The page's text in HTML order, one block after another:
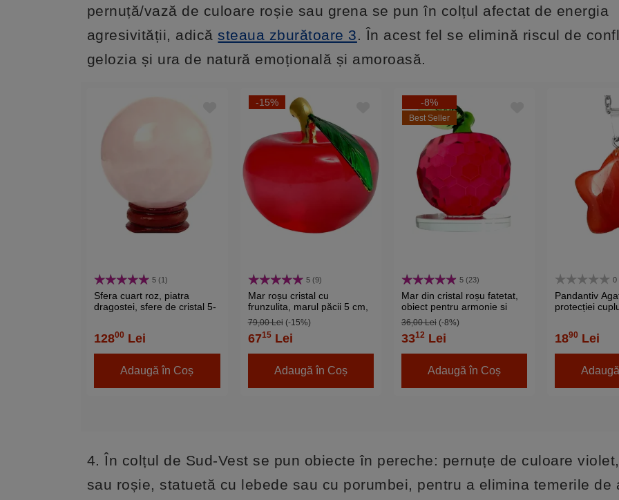
pernuță/vază de culoare roșie sau grena se pun în colțul afectat de energia
agresivității, adicăsteaua zburătoare 3. În acest fel se elimină riscul de
gelozia și ura de natură emoțională și amoroasă.
5 (1)
Sfera cuart roz, piatra
dragostei, sfere de cristal 5-
12800 Lei
Adaugă în Coș
-15%
5 (9)
Mar roșu cristal cu
frunzulita, marul păcii 5 cm,
cutie cu satin
79,00 Lei(-15%)
6715Lei
Adaugă în Coș
-8%
Best Seller
5 (23)
Mar din cristal roșu fatetat,
obiect pentru armonie si
blocarea ostilitatilor, suport
transparent 6 cm
36,00 Lei(-8%)
3312Lei
Adaugă în Coș
0
Pandantiv
protecției
mm
1890 Lei
4. În colțul de Sud-Vest se pun obiecte în pereche: pernuțe de culoare
sau roșie, statuetă cu lebede sau cu porumbei, pentru a elimina temerile de